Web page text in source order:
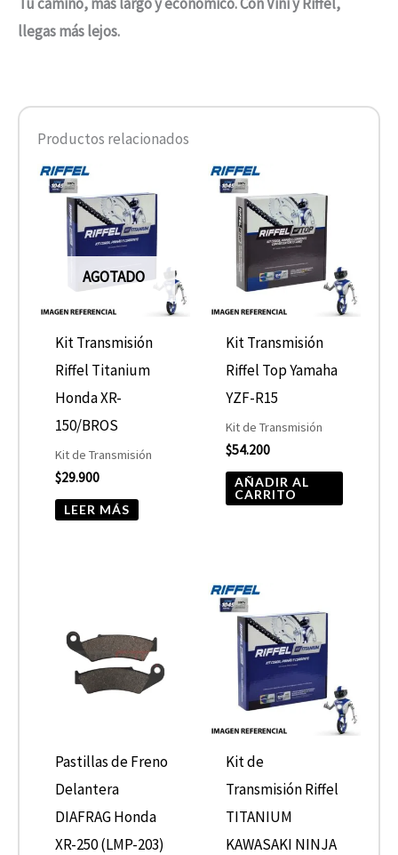
llegas más lejos.
Productos relacionados
AGOTADO
Kit Transmisión
Riffel Titanium
Honda XR-
150/BROS
Kit de Transmisión
$29.900
LEER MÁS
Kit Transmisión
Riffel Top Yamaha
YZF-R15
Kit de Transmisión
$54.200
AÑADIR AL
CARRITO
Pastillas de Freno
Delantera
DIAFRAG Honda
XR-250 (LMP-203)
Kit de
Transmisión Riffel
TITANIUM
KAWASAKI NINJA